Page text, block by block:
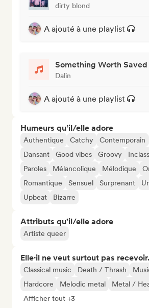
dirty blond
A ajouté à une playlist
Something Worth Saved
Dalin
A ajouté à une playlist
Humeurs qu’il/elle adore
Authentique Catchy Contemporain
Dansant
Good vibes Groovy
Paroles
Mélancolique Mélodique
Romantique
Sensuel Surprenant
Upbeat
Bizarre
Attributs qu'il/elle adore
Artiste queer
Elle·il ne veut surtout pas
Classical music Death / Thrash
Hardcore
Melodic metal
Metal /
Afficher tout +3